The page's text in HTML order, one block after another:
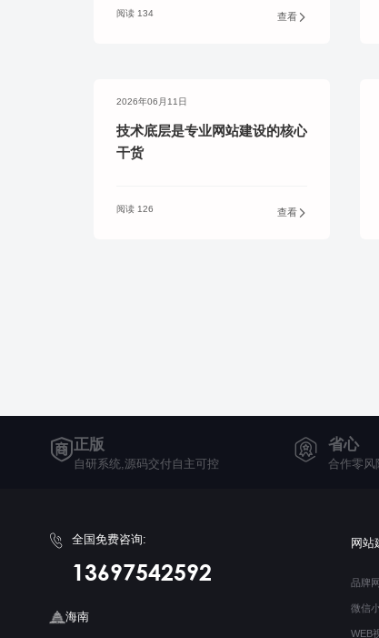
阅读 134 查看
2026年06月11日
技术底层是专业网站建设的核心
干货
阅读 126 查看
正版
自研系统,源码交付自主可控
省心
合作零风
全国免费咨询:
13697542592
海南
网站
品牌
微信
WEB